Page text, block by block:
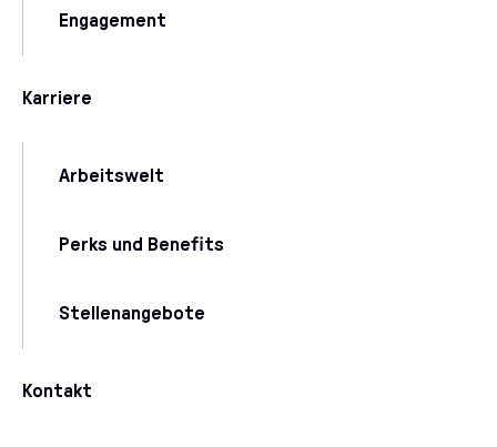
Engagement
Karriere
Arbeitswelt
Perks und Benefits
Stellenangebote
Kontakt